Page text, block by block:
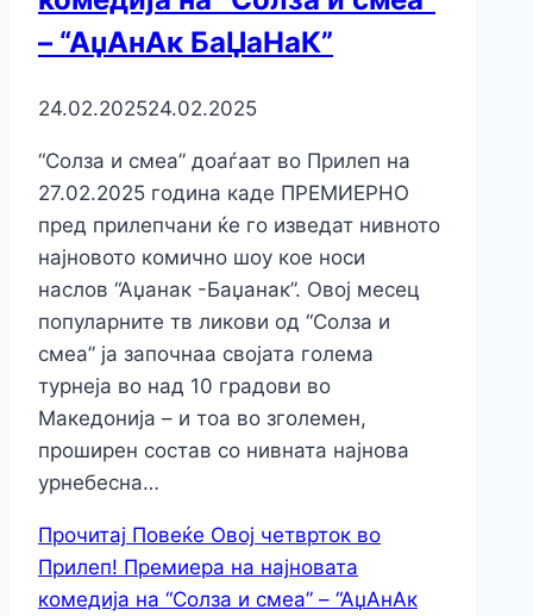
– “АџАнАк БаЏаНаК”
24.02.202524.02.2025
“Солза и смеа” доаѓаат во Прилеп на
27.02.2025 година каде ПРЕМИЕРНО
пред прилепчани ќе го изведат нивното
најновото комично шоу кое носи
наслов “Аџанак -Баџанак”. Овој месец
популарните тв ликови од “Солза и
смеа” ја започнаа својата голема
турнеја во над 10 градови во
Македонија – и тоа во зголемен,
проширен состав со нивната најнова
урнебесна…
Прочитај Повеќе Овoј четврток во
Прилеп! Премиера на најновата
комедија на “Солза и смеа” – “АџАнАк